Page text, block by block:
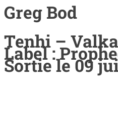
Greg Bod
Tenhi –
Label :
Sortie le 09